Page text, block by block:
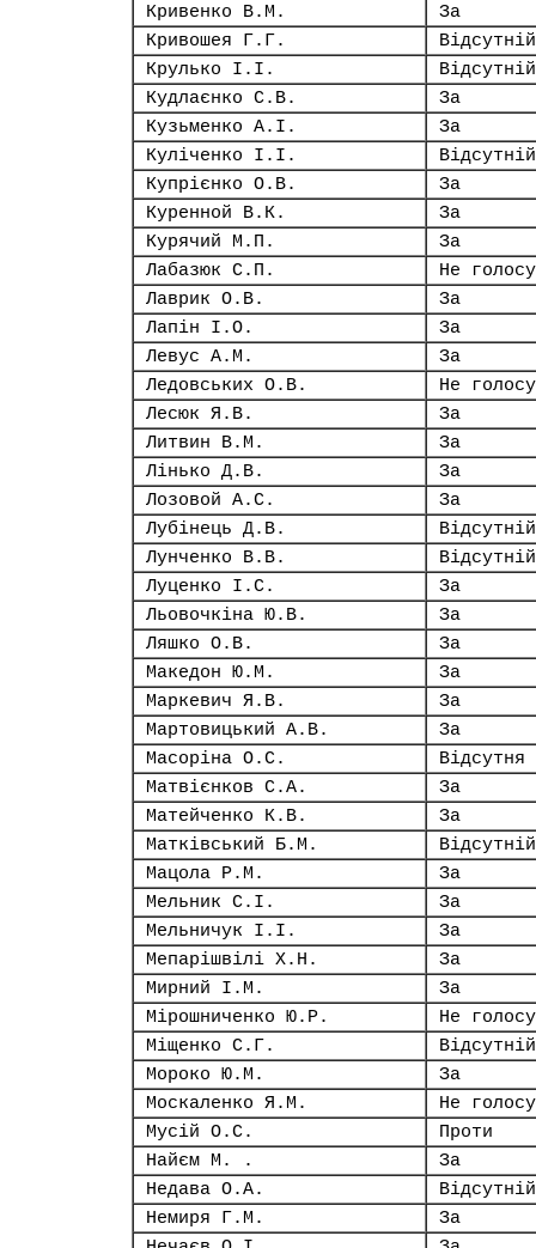
Кривенко В.М.
За
Кривошея Г.Г.
Відсутній
Крулько І.І.
Відсутній
Кудлаєнко С.В.
За
Кузьменко А.І.
За
Куліченко І.І.
Відсутній
Купрієнко О.В.
За
Куренной В.К.
За
Курячий М.П.
За
Лабазюк С.П.
Не
Лаврик О.В.
За
Лапін І.О.
За
Левус А.М.
За
Ледовських О.В.
Не
Лесюк Я.В.
За
Литвин В.М.
За
Лінько Д.В.
За
Лозовой А.С.
За
Лубінець Д.В.
Відсутній
Лунченко В.В.
Відсутній
Луценко І.С.
За
Льовочкіна Ю.В.
За
Ляшко О.В.
За
Македон Ю.М.
За
Маркевич Я.В.
За
Мартовицький А.В.
За
Масоріна О.С.
Відсутня
Матвієнков С.А.
За
Матейченко К.В.
За
Матківський Б.М.
Відсутній
Мацола Р.М.
За
Мельник С.І.
За
Мельничук І.І.
За
Мепарішвілі Х.Н.
За
Мирний І.М.
За
Мірошниченко Ю.Р.
Не
Міщенко С.Г.
Відсутній
Мороко Ю.М.
За
Москаленко Я.М.
Не
Мусій О.С.
Проти
Найєм М. .
За
Недава О.А.
Відсутній
Немиря Г.М.
За